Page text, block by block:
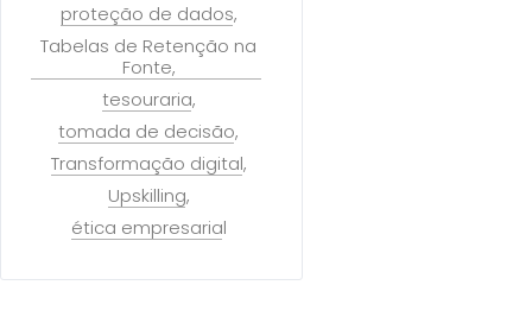
proteção de dados
Tabelas de Retenção na
Fonte
tesouraria
tomada de decisão
Transformação digital
Upskilling
ética empresarial